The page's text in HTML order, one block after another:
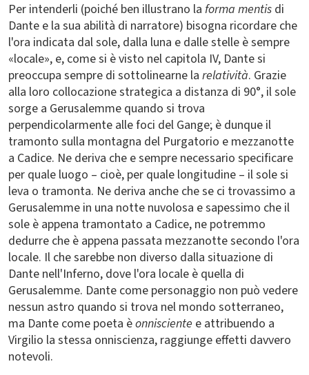
Per intenderli (poiché ben illustrano la forma mentis di
Dante e la sua abilità di narratore) bisogna ricordare che
l'ora indicata dal sole, dalla luna e dalle stelle è sempre
«locale», e, come si è visto nel capitola IV, Dante si
preoccupa sempre di sottolinearne la relatività. Grazie
alla loro collocazione strategica a distanza di 90°, il sole
sorge a Gerusalemme quando si trova
perpendicolarmente alle foci del Gange; è dunque il
tramonto sulla montagna del Purgatorio e mezzanotte
a Cadice. Ne deriva che e sempre necessario specificare
per quale luogo – cioè, per quale longitudine – il sole si
leva o tramonta. Ne deriva anche che se ci trovassimo a
Gerusalemme in una notte nuvolosa e sapessimo che il
sole è appena tramontato a Cadice, ne potremmo
dedurre che è appena passata mezzanotte secondo l'ora
locale. Il che sarebbe non diverso dalla situazione di
Dante nell'Inferno, dove l'ora locale è quella di
Gerusalemme. Dante come personaggio non può vedere
nessun astro quando si trova nel mondo sotterraneo,
ma Dante come poeta èonnisciente e attribuendo a
Virgilio la stessa onniscienza, raggiunge effetti davvero
notevoli.